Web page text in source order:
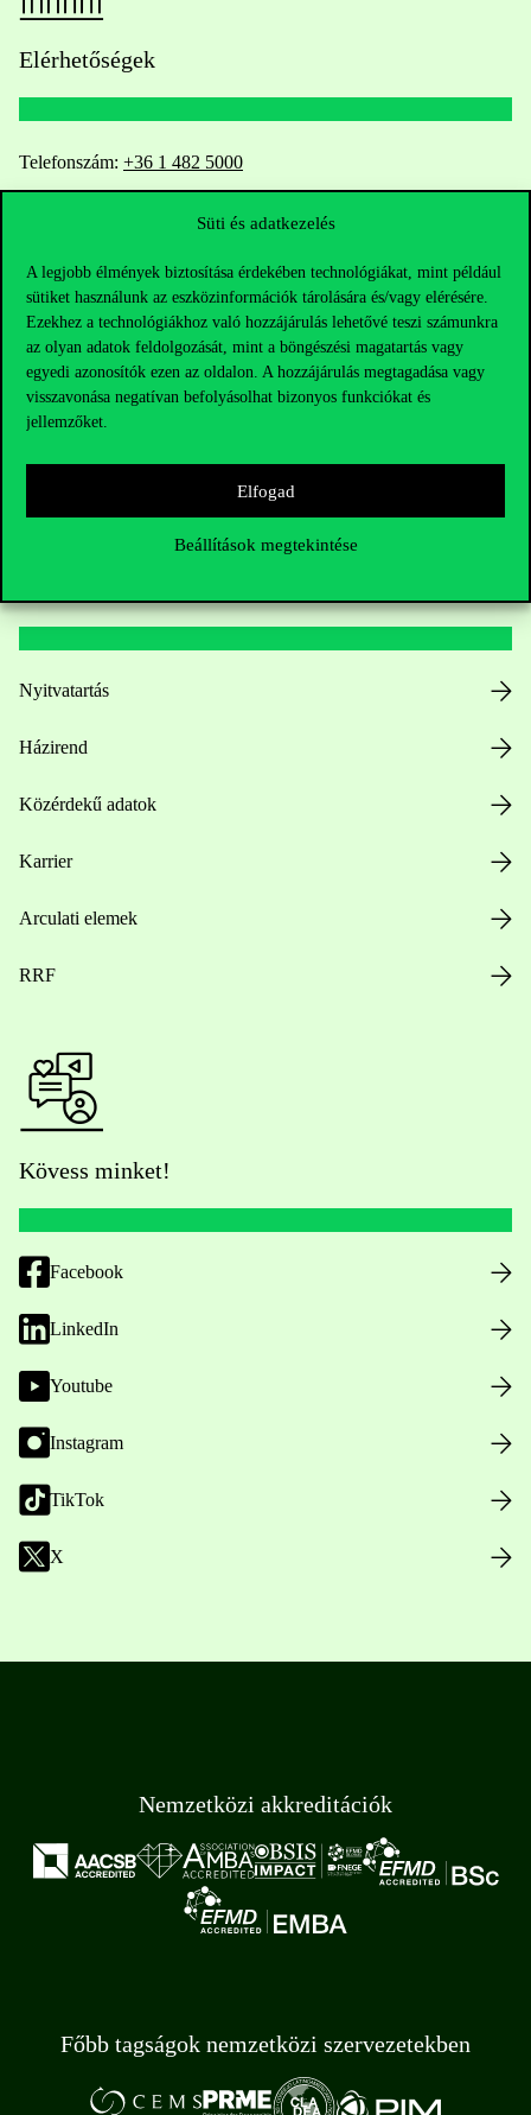
Süti és adatkezelés
A legjobb élmények biztosítása érdekében technológiákat, mint például
sütiket használunk az eszközinformációk tárolására és/vagy elérésére.
Ezekhez a technológiákhoz való hozzájárulás lehetővé teszi számunkra
az olyan adatok feldolgozását, mint a böngészési magatartás vagy
egyedi azonosítók ezen az oldalon. A hozzájárulás megtagadása vagy
visszavonása negatívan befolyásolhat bizonyos funkciókat és
jellemzőket.
Elfogad
Beállítások megtekintése
Elérhetőségek
Telefonszám: +36 1 482 5000
Kérdésed van a felvételivel kapcsolatban?
Oktatói elérhetőségek
HUB jelenlegi hallgatóinknak
Sajtó:press@uni-corvinus.hu
Nyitvatartás
Házirend
Közérdekű adatok
Karrier
Arculati elemek
RRF
Kövess minket!
Facebook
LinkedIn
Youtube
Instagram
TikTok
X
Nemzetközi akkreditációk
Főbb tagságok nemzetközi szervezetekben